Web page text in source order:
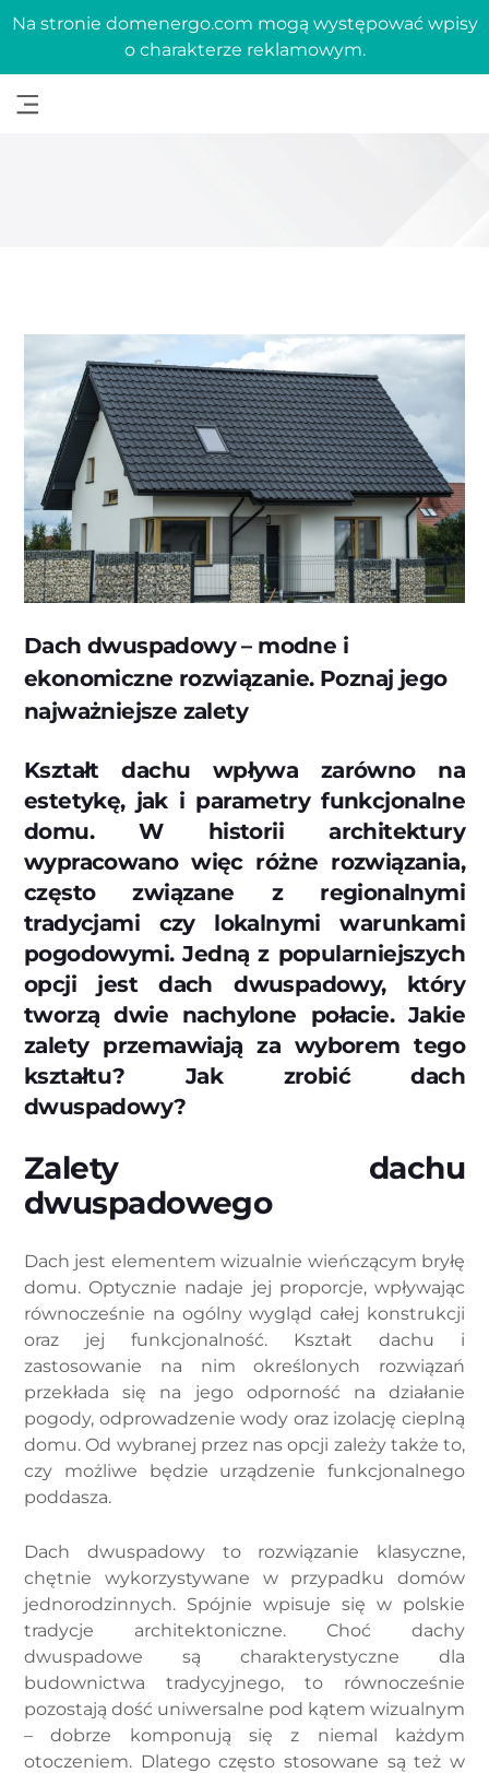
Na stronie domenergo.com mogą występować wpisy
o charakterze reklamowym.
Dach dwuspadowy – modne i
ekonomiczne rozwiązanie. Poznaj jego
najważniejsze zalety
Kształt dachu wpływa zarówno na
estetykę, jak i parametry funkcjonalne
domu. W historii architektury
wypracowano więc różne rozwiązania,
często związane z regionalnymi
tradycjami czy lokalnymi warunkami
pogodowymi. Jedną z popularniejszych
opcji jest dach dwuspadowy, który
tworzą dwie nachylone połacie. Jakie
zalety przemawiają za wyborem tego
kształtu? Jak zrobić dach
dwuspadowy?
Zalety dachu
dwuspadowego
Dach jest elementem wizualnie wieńczącym bryłę
domu. Optycznie nadaje jej proporcje, wpływając
równocześnie na ogólny wygląd całej konstrukcji
oraz jej funkcjonalność. Kształt dachu i
zastosowanie na nim określonych rozwiązań
przekłada się na jego odporność na działanie
pogody, odprowadzenie wody oraz izolację cieplną
domu. Od wybranej przez nas opcji zależy także to,
czy możliwe będzie urządzenie funkcjonalnego
poddasza.
Dach dwuspadowy to rozwiązanie klasyczne,
chętnie wykorzystywane w przypadku domów
jednorodzinnych. Spójnie wpisuje się w polskie
tradycje architektoniczne. Choć dachy
dwuspadowe są charakterystyczne dla
budownictwa tradycyjnego, to równocześnie
pozostają dość uniwersalne pod kątem wizualnym
– dobrze komponują się z niemal każdym
otoczeniem. Dlatego często stosowane są też w